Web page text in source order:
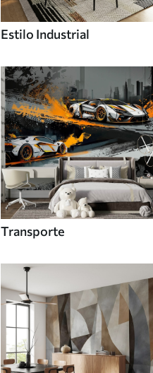
Estilo Industrial
Transporte